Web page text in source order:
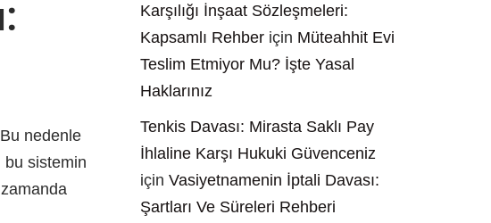
nedenle
bu sistemin
Karşılığı İnşaat Sözleşmeleri:
Kapsamlı Rehber için Müteahhit Evi
Teslim Etmiyor Mu? İşte Yasal
Haklarınız
Tenkis Davası: Mirasta Saklı Pay
İhlaline Karşı Hukuki Güvenceniz
için Vasiyetnamenin İptali Davası:
Şartları Ve Süreleri Rehberi